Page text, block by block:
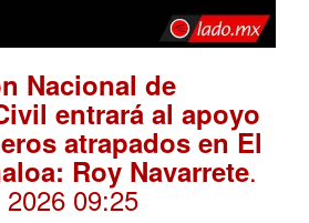
Nacional de
entrará al apoyo
atrapados en El
Roy Navarrete.
09:25